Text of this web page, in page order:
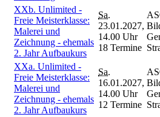
XXb. Unlimited -
Freie Meisterklasse:
Malerei und
Zeichnung - ehemals
2. Jahr Aufbaukurs
Sa.
23.01.2027,
14.00 Uhr
18 Termine
XXa. Unlimited -
Freie Meisterklasse:
Malerei und
Zeichnung - ehemals
2. Jahr Aufbaukurs
Sa.
16.01.2027,
14.00 Uhr
12 Termine